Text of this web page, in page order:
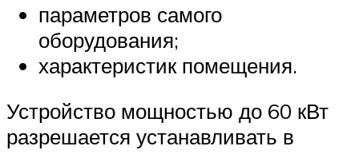
параметров самого
оборудования;
характеристик помещения.
Устройство мощностью до 60 кВт
разрешается устанавливать в